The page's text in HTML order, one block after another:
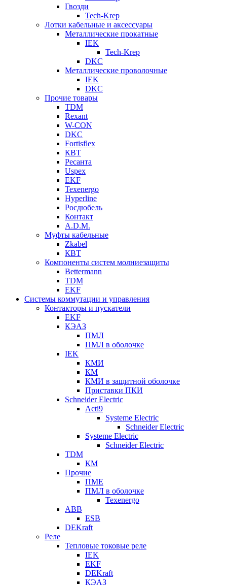
Гвозди
Tech-Krep
Лотки кабельные и аксессуары
Металлические прокатные
IEK
Tech-Krep
DKC
Металлические проволочные
IEK
DKC
Прочие товары
TDM
Rexant
W-CON
DKC
Fortisflex
КВТ
Ресанта
Uspex
EKF
Texenergo
Hyperline
Росдюбель
Контакт
A.D.M.
Муфты кабельные
Zkabel
КВТ
Компоненты систем молниезащиты
Bettermann
TDM
EKF
Системы коммутации и управления
Контакторы и пускатели
EKF
КЭАЗ
ПМЛ
ПМЛ в оболочке
IEK
КМИ
КМ
КМИ в защитной оболочке
Приставки ПКИ
Schneider Electric
Acti9
Systeme Electric
Schneider Electric
Systeme Electric
Schneider Electric
TDM
КМ
Прочие
ПМЕ
ПМЛ в оболочке
Texenergo
ABB
ESB
DEKraft
Реле
Тепловые токовые реле
IEK
EKF
DEKraft
КЭАЗ